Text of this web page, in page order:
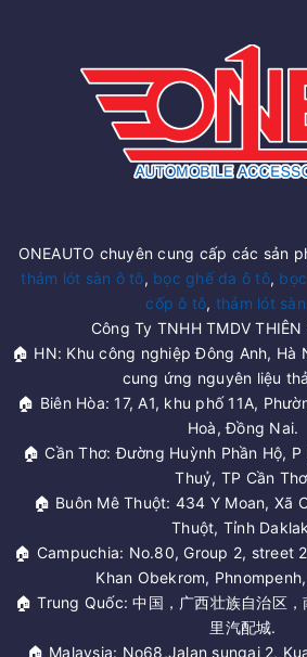
ONEAUTO chuyên cung cấp các sản
thảm lót sàn ô tô, bọc ghế da ô tô,
cốp ô tô, thảm lót
Công Ty TNHH TMDV
🏠 HN: Khu công nghiệp Đông Anh, Hà
cung ứng nguyên liệu
🏠 Biên Hòa: 17, A1, khu phố 11A,
Hoà, Đồng Nai.
🏠 Cần Thơ: Đường Huỳnh Phần Hộ, P
Thuỷ, TP Cần
🏠 Buôn Mê Thuột: 434 Y Moan, Xã
Thuột, Tỉnh
🏠 Campuchia: No.80, Group 2, street
Khan Obekrom,
🏠 Trung Quốc: 中国，广西壮族自治区
里汽配城.
🏠 Malaysia: No68,Jalan sungai 2,